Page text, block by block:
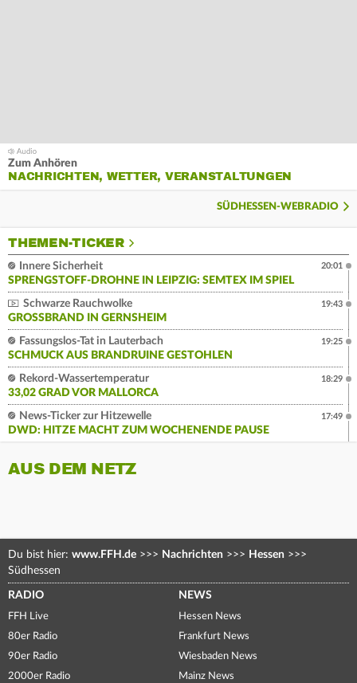
Zum Anhören
NACHRICHTEN, WETTER, VERANSTALTUNGEN
SÜDHESSEN-WEBRADIO
THEMEN-TICKER
Innere Sicherheit
SPRENGSTOFF-DROHNE IN LEIPZIG: SEMTEX IM SPIEL
20:01
Schwarze Rauchwolke
GROSSBRAND IN GERNSHEIM
19:43
Fassungslos-Tat in Lauterbach
SCHMUCK AUS BRANDRUINE GESTOHLEN
19:25
Rekord-Wassertemperatur
33,02 GRAD VOR MALLORCA
18:29
News-Ticker zur Hitzewelle
DWD: HITZE MACHT ZUM WOCHENENDE PAUSE
17:49
AUS DEM NETZ
Du bist hier: www.FFH.de >>> Nachrichten >>> Hessen >>>
Südhessen
RADIO
FFH Live
80er Radio
90er Radio
2000er Radio
NEWS
Hessen News
Frankfurt News
Wiesbaden News
Mainz News